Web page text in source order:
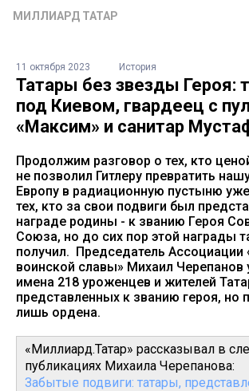
МИЛЛИАРД ТАТАР
11 октября 2023 История
Татары без звезды Героя:
под Киевом, гвардеец с
«Максим» и санитар
Продолжим разговор о тех, кто
не позволил Гитлеру превратить
Европу в радиационную пустыню
тех, кто за свои подвиги был
награде родины - к званию Героя
Союза, но до сих пор этой награды
получил. Председатель Ассоциации
воинской славы» Михаил Черепанов
имена 218 уроженцев и жителей
представленных к званию героя, но
лишь ордена.
«Миллиард.Татар» рассказывал в
публикациях Михаила Черепанова:
Забытые подвиги: татары,